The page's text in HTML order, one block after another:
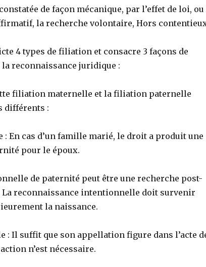
de façon mécanique, par l’effet de loi, ou
la recherche volontaire, Hors
4 types de filiation et consacre 3 façons de
la reconnaissance juridique :
filiation maternelle et la filiation paternelle
différents :
En cas d’un famille marié, le droit a produit une
pour le époux.
de paternité peut être une recherche post-
La reconnaissance intentionnelle doit survenir
la naissance.
: Il suffit que son appellation figure dans l’acte
n’est nécessaire.